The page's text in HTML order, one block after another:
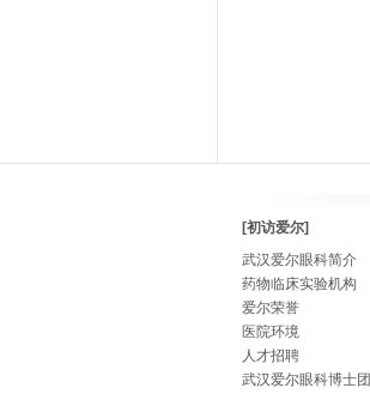
[初访爱尔]
武汉爱尔眼科简介
药物临床实验机构
爱尔荣誉
医院环境
人才招聘
武汉爱尔眼科博士团